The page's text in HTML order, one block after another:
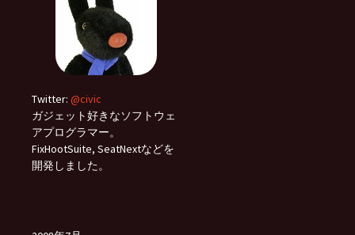
Twitter: @civic
ガジェット好きなソフトウェ
アプログラマー。
FixHootSuite, SeatNextなどを
開発しました。